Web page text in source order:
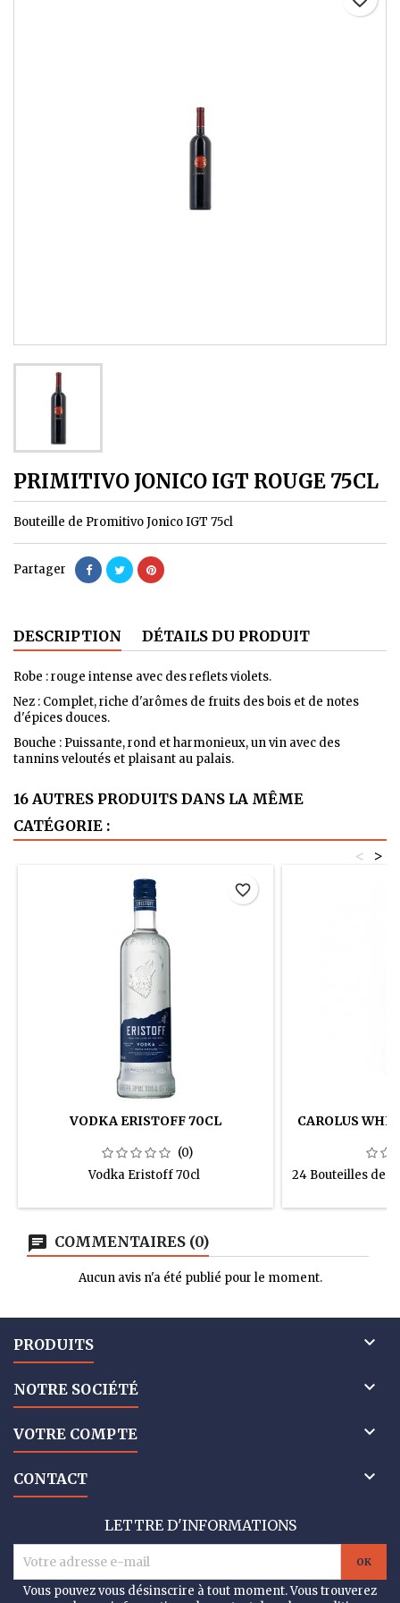
PRIMITIVO JONICO IGT ROUGE 75CL
Bouteille de Promitivo Jonico IGT 75cl
Partager
DESCRIPTION DÉTAILS DU PRODUIT
Robe : rouge intense avec des reflets violets.
Nez : Complet, riche d'arômes de fruits des bois et de notes
d'épices douces.
Bouche : Puissante, rond et harmonieux, un vin avec des
tannins veloutés et plaisant au palais.
16 AUTRES PRODUITS DANS LA MÊME
CATÉGORIE :
>
<
VODKA ERISTOFF 70CL
(0)
Vodka Eristoff 70cl
favorite_border
CAROLUS
24 Bouteilles de
COMMENTAIRES (0)
Aucun avis n'a été publié pour le moment.
PRODUITS 
NOTRE SOCIÉTÉ 
VOTRE COMPTE 
CONTACT 
LETTRE D'INFORMATIONS
Vous pouvez vous désinscrire à tout moment. Vous trouverez